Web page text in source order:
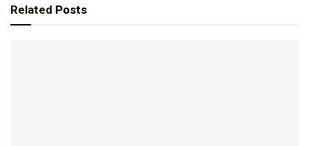
Related Posts